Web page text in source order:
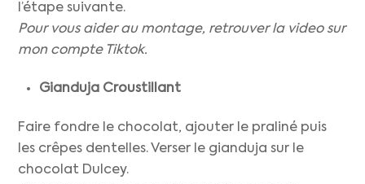
l’étape suivante.
Pour vous aider au montage, retrouver la video sur
mon compte Tiktok.
Gianduja Croustillant
Faire fondre le chocolat, ajouter le praliné puis
les crêpes dentelles. Verser le gianduja sur le
chocolat Dulcey.